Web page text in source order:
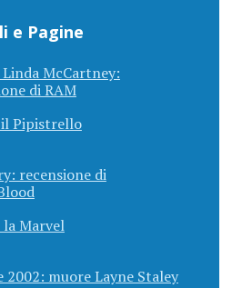
e Pagine
McCartney:
di RAM
il Pipistrello
recensione di
la Marvel
2002: muore Layne Staley